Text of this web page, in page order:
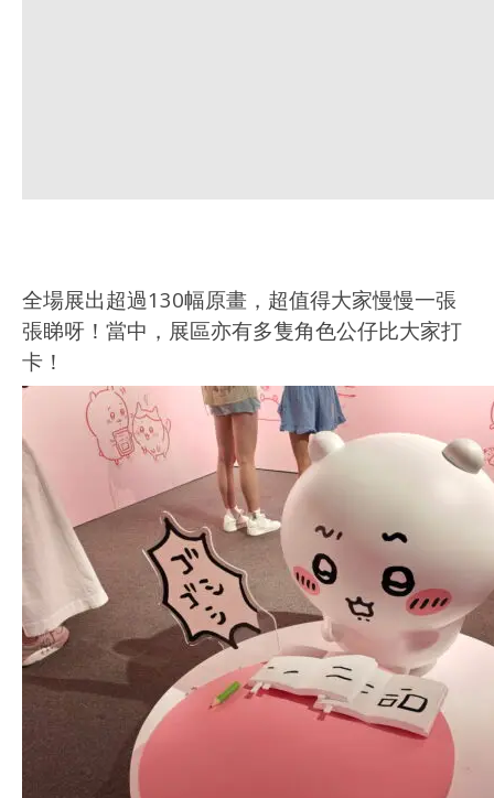
全場展出超過130幅原畫，超值得大家慢慢一張
張睇呀！當中，展區亦有多隻角色公仔比大家打
卡！